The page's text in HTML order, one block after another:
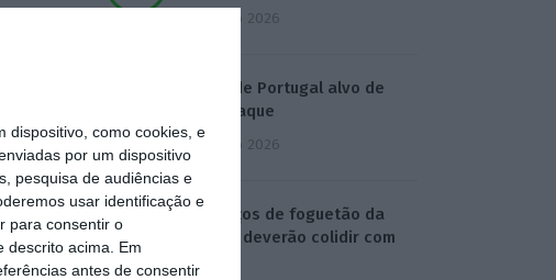
dispositivo, como cookies, e
por um dispositivo
pesquisa de audiências e
usar identificação e
para consentir o
descrito acima. Em
antes de consentir
4 Agosto 2026
Águas de Portugal alvo de
ciberataque
4 Agosto 2026
Destroços de foguetão da
SpaceX deverão colidir com
Lua